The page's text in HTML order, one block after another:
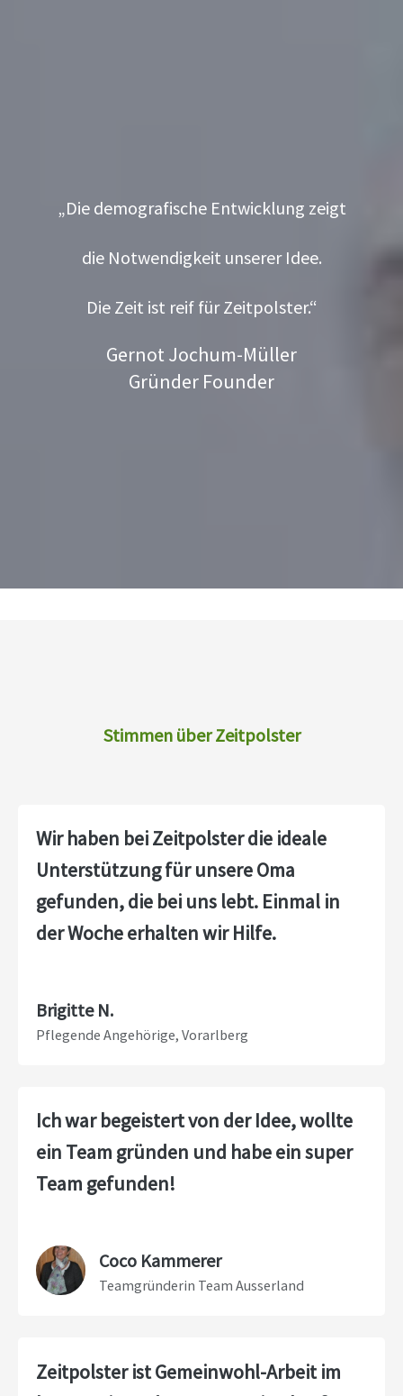
„Die demografische Entwicklung zeigt
die Notwendigkeit unserer Idee.
Die Zeit ist reif für Zeitpolster.“
Gernot Jochum-Müller
Gründer Founder
Stimmen über Zeitpolster
Wir haben bei Zeitpolster die ideale
Unterstützung für unsere Oma
gefunden, die bei uns lebt. Einmal in
der Woche erhalten wir Hilfe.
Brigitte N.
Pflegende Angehörige, Vorarlberg
Ich war begeistert von der Idee, wollte
ein Team gründen und habe ein super
Team gefunden!
Coco Kammerer
Teamgründerin Team Ausserland
Zeitpolster ist Gemeinwohl-Arbeit im